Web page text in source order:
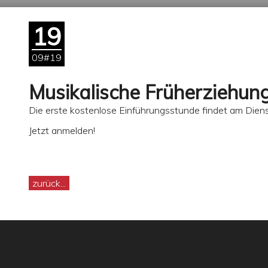
19
09#19
Musikalische
Die erste kostenlose Einführungsstunde findet am
Jetzt anmelden!
zurück...